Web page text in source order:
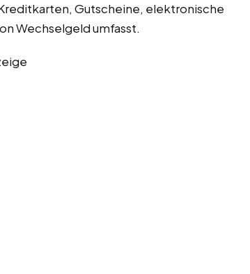
Gutscheine, elektronische
Wechselgeld umfasst.